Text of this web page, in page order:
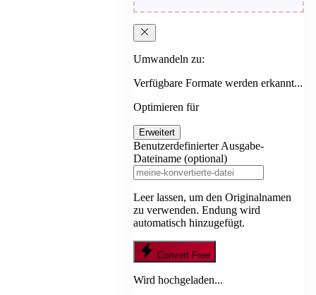
Umwandeln zu:
Verfügbare Formate werden erkannt...
Optimieren für
Erweitert
Benutzerdefinierter Ausgabe-
Dateiname (optional)
Leer lassen, um den Originalnamen
zu verwenden. Endung wird
automatisch hinzugefügt.
Convert Free
Wird hochgeladen...